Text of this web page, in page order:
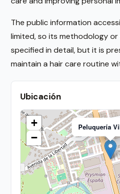
The public information
limited, so its methodology
specified in detail, but it is
maintain a hair care routine
Ubicación
Peluquería
+
−